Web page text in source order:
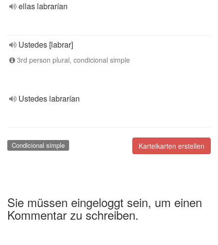
ellas labrarían
Ustedes [labrar]
3rd person plural, condicional simple
Ustedes labrarían
Karteikarten erstellen
Condicional simple
Sie müssen eingeloggt sein, um einen
Kommentar zu schreiben.